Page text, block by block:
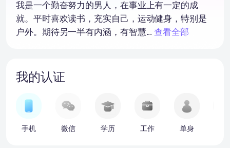
我是一个勤奋努力的男人，在事业上有一定的成
就。平时喜欢读书，充实自己，运动健身，特别是
户外。期待另一半有内涵，有智慧... 查看全部
我的认证
手机 微信 学历 工作 单身